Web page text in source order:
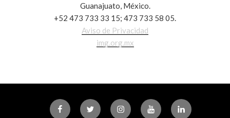
Guanajuato, México.
+52 473 733 33 15; 473 733 58 05.
Aviso de Privacidad
img.org.mx
FacebookTwitter InstagramYoutube Linkedin